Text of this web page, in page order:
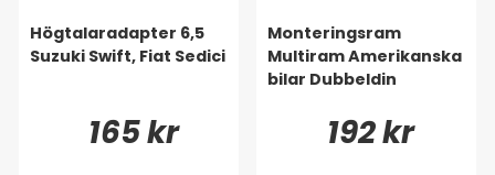
Högtalaradapter 6,5
Suzuki Swift, Fiat Sedici
165 kr
Monteringsram
Multiram Amerikanska
bilar Dubbeldin
192 kr